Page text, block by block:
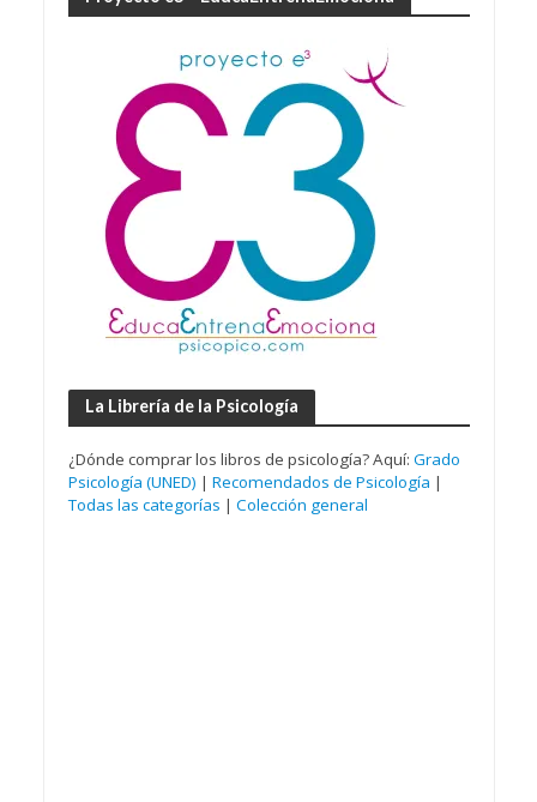
La Librería de la Psicología
¿Dónde comprar los libros de psicología? Aquí: Grado
Psicología (UNED) | Recomendados de Psicología |
Todas las categorías | Colección general